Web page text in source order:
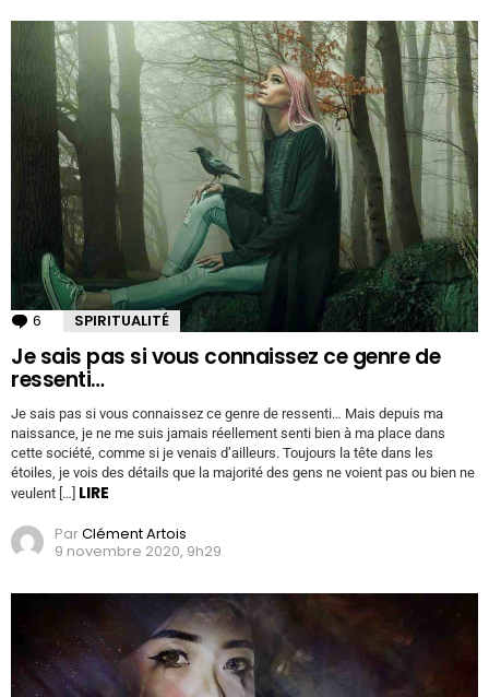
6 Commentaires
SPIRITUALITÉ
Je sais pas si vous connaissez ce genre de
ressenti…
Je sais pas si vous connaissez ce genre de ressenti… Mais depuis ma
naissance, je ne me suis jamais réellement senti bien à ma place dans
cette société, comme si je venais d’ailleurs. Toujours la tête dans les
étoiles, je vois des détails que la majorité des gens ne voient pas ou bien ne
veulent […] LIRE
ParClément Artois
9 novembre 2020, 9h29